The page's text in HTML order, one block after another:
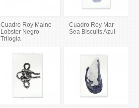
Cuadro Roy Maine
Lobster Negro
Trilogía
Cuadro Roy Mar
Sea Biscuits Azul